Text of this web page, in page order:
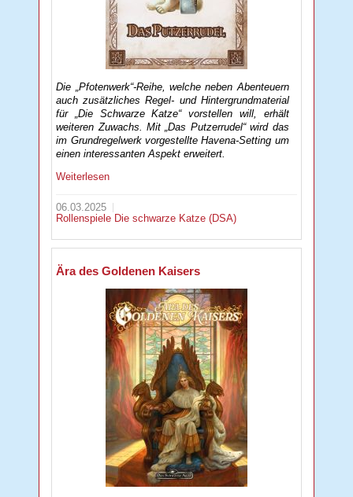
Die „Pfotenwerk“-Reihe, welche neben Abenteuern
auch zusätzliches Regel- und Hintergrundmaterial
für „Die Schwarze Katze“ vorstellen will, erhält
weiteren Zuwachs. Mit „Das Putzerrudel“ wird das
im Grundregelwerk vorgestellte Havena-Setting um
einen interessanten Aspekt erweitert.
Weiterlesen
06.03.2025
Rollenspiele Die schwarze Katze (DSA)
Ära des Goldenen Kaisers